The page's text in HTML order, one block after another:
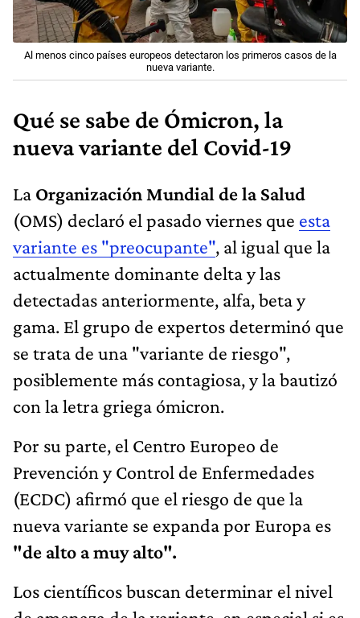
Al menos cinco países europeos detectaron los primeros casos de la
nueva variante.
Qué se sabe de Ómicron, la
nueva variante del Covid-19
La Organización Mundial de la Salud
(OMS) declaró el pasado viernes que esta
variante es "preocupante", al igual que la
actualmente dominante delta y las
detectadas anteriormente, alfa, beta y
gama. El grupo de expertos determinó que
se trata de una "variante de riesgo",
posiblemente más contagiosa, y la bautizó
con la letra griega ómicron.
Por su parte, el Centro Europeo de
Prevención y Control de Enfermedades
(ECDC) afirmó que el riesgo de que la
nueva variante se expanda por Europa es
"de alto a muy alto".
Los científicos buscan determinar el nivel